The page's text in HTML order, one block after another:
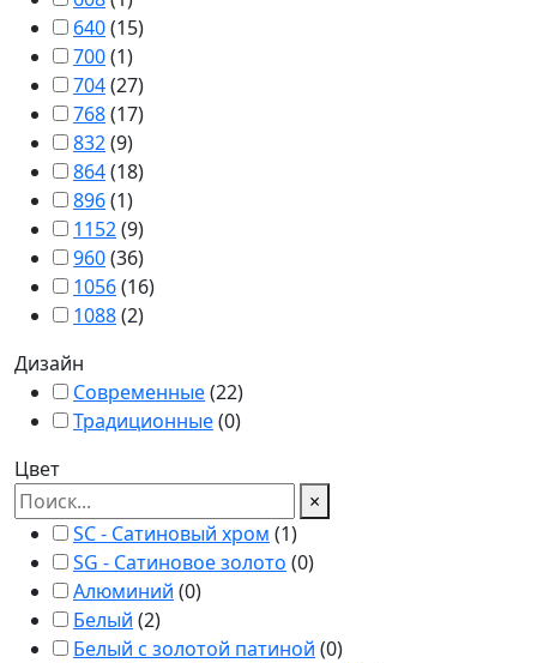
640(15)
700(1)
704(27)
768(17)
832(9)
864(18)
896(1)
1152(9)
960(36)
1056(16)
1088(2)
Дизайн
Современные(22)
Традиционные(0)
Цвет
×
SC - Сатиновый хром (1)
SG - Сатиновое золото (0)
Алюминий (0)
Белый (2)
Белый с золотой патиной (0)